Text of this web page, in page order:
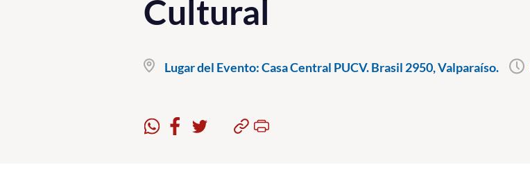
Cultural
Lugar del Evento:Casa Central PUCV. Brasil 2950, Valparaíso.